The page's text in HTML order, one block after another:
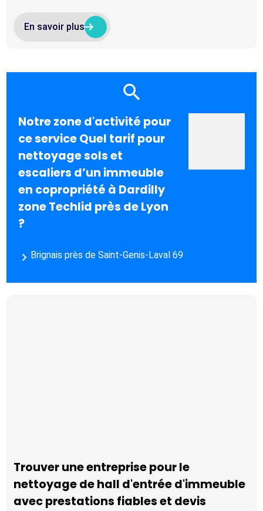
En savoir plus
arrow_right_altarrow_right_alt
Notre zone d'activité pour
ce service Quel tarif pour
nettoyage sols et
escaliers d’un immeuble
en copropriété à Dardilly
zone Techlid près de Lyon
?
Brignais près de Saint-Genis-Laval 69
Trouver une entreprise pour le
nettoyage de hall d'entrée d'immeuble
avec prestations fiables et devis